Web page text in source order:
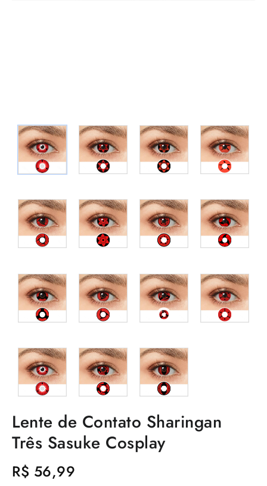
Lente de Contato Sharingan
Três Sasuke Cosplay
R$ 56,99